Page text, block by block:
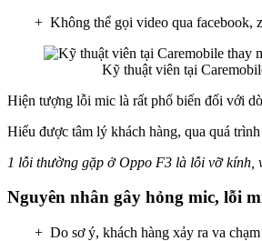
+ Không thể gọi video qua facebook,
Kỹ thuật viên tại Caremobile
Hiện tượng lỗi mic là rất phổ biến đối với
Hiểu được tâm lý khách hàng, qua quá
1 lỗi thường gặp ở Oppo F3 là lỗi vỡ kính,
Nguyên nhân gây hỏng mic, lỗi
+ Do sơ ý, khách hàng xảy ra va